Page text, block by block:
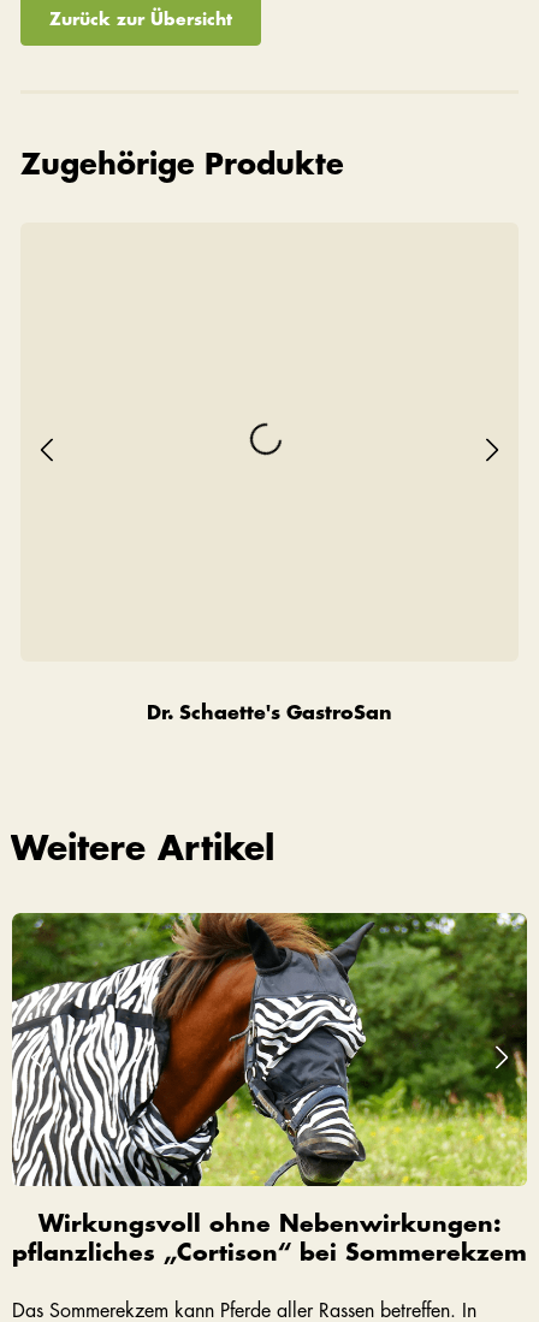
Zurück zur Übersicht
Zugehörige Produkte
Dr. Schaette's GastroSan
Weitere Artikel
Wirkungsvoll ohne Nebenwirkungen:
pflanzliches „Cortison“ bei Sommerekzem
Das Sommerekzem kann Pferde aller Rassen betreffen. In